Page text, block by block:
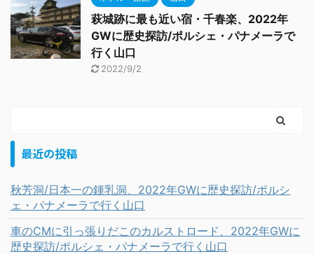
萩城跡に最も近い宿・千春楽、2022年
GWに歴史探訪/ポルシェ・パナメーラで
行く山口
2022/9/2
最近の投稿
秋芳洞/日本一の鍾乳洞、2022年GWに歴史探訪/ポルシ
ェ・パナメーラで行く山口
車のCMに引っ張りだこのカルストロード、2022年GWに
歴史探訪/ポルシェ・パナメーラで行く山口